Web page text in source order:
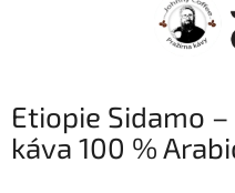
Etiopie Sidamo
káva 100 %